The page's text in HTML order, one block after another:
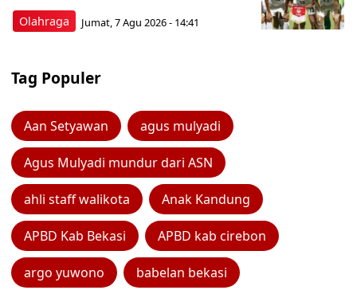
Olahraga Jumat, 7 Agu 2026 - 14:41
Tag Populer
Aan Setyawan agus mulyadi
Agus Mulyadi mundur dari ASN
ahli staff walikota Anak Kandung
APBD Kab Bekasi APBD kab cirebon
argo yuwono babelan bekasi